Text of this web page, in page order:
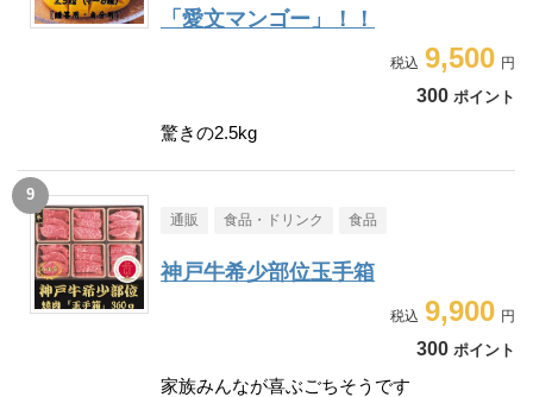
「愛文マンゴー」！！
9,500
300 ポイント
驚きの2.5kg
通販 食品・ドリンク 食品
神戸牛希少部位玉手箱
9,900
300 ポイント
家族みんなが喜ぶごちそうです